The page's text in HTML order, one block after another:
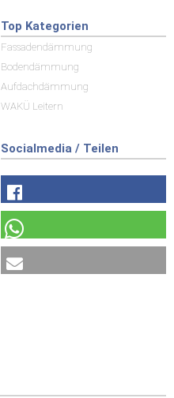
Top Kategorien
Fassadendämmung
Bodendämmung
Aufdachdämmung
WAKÜ Leitern
Socialmedia / Teilen